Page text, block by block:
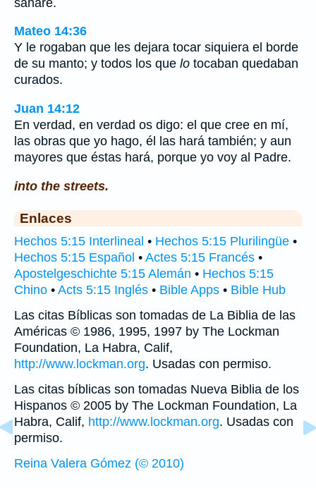
Mateo 14:36
Y le rogaban que les dejara tocar siquiera el borde
de su manto; y todos los que lo tocaban quedaban
curados.
Juan 14:12
En verdad, en verdad os digo: el que cree en mí,
las obras que yo hago, él las hará también; y aun
mayores que éstas hará, porque yo voy al Padre.
into the streets.
Enlaces
Hechos 5:15 Interlineal • Hechos 5:15 Plurilingüe •
Hechos 5:15 Español • Actes 5:15 Francés •
Apostelgeschichte 5:15 Alemán • Hechos 5:15
Chino • Acts 5:15 Inglés • Bible Apps • Bible Hub
Las citas Bíblicas son tomadas de La Biblia de las
Américas © 1986, 1995, 1997 by The Lockman
Foundation, La Habra, Calif,
http://www.lockman.org. Usadas con permiso.
Las citas bíblicas son tomadas Nueva Biblia de los
Hispanos © 2005 by The Lockman Foundation, La
Habra, Calif, http://www.lockman.org. Usadas con
permiso.
Reina Valera Gómez (© 2010)